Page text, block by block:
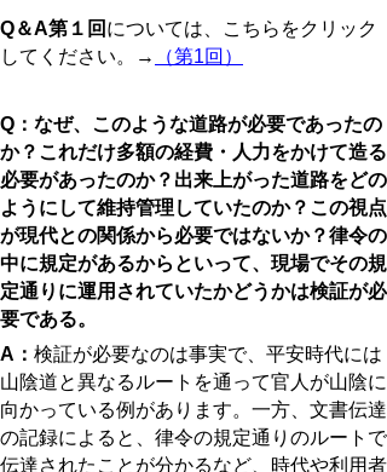
Q＆A第１回 については、こちらをクリック
してください。→
（第1回）
Q：なぜ、このような道路が必要であったの
か？これだけ多額の経費・人力をかけて造る
必要があったのか？出来上がった道路をどの
ようにして維持管理していたのか？この視点
が現代との関係から必要ではないか？律令の
中に規定があるからといって、現場でその規
定通りに運用されていたかどうかは検証が必
要である。
A： 検証が必要なのは事実で、平安時代には
山陰道と異なるルートを通って官人が山陰に
向かっている例があります。一方、文書伝達
の記録によると、律令の規定通りのルートで
伝達されたことが分かるなど、時代や利用者